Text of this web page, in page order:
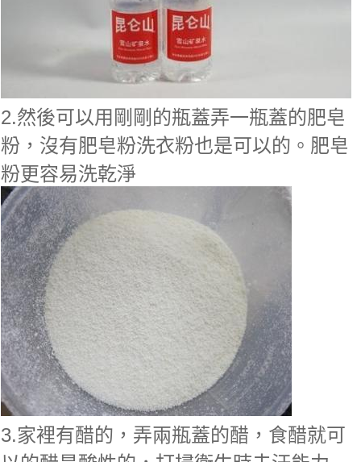
2.然後可以用剛剛的瓶蓋弄一瓶蓋的肥皂
粉，沒有肥皂粉洗衣粉也是可以的。肥皂
粉更容易洗乾淨
3.家裡有醋的，弄兩瓶蓋的醋，食醋就可